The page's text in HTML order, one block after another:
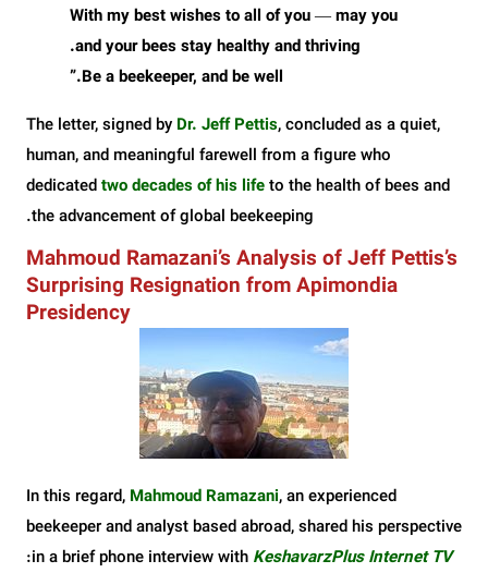
With my best wishes to all of you — may you
and your bees stay healthy and thriving.
Be a beekeeper, and be well.
”
The letter, signed by Dr. Jeff Pettis, concluded as a quiet,
human, and meaningful farewell from a figure who
dedicatedtwo decades of his lifeto the health of bees and
the advancement of global beekeeping.
Mahmoud Ramazani’s Analysis of Jeff Pettis’s
Surprising Resignation from Apimondia
Presidency
In this regard, Mahmoud Ramazani, an experienced
beekeeper and analyst based abroad, shared his perspective
in a brief phone interview with KeshavarzPlus Internet TV
: